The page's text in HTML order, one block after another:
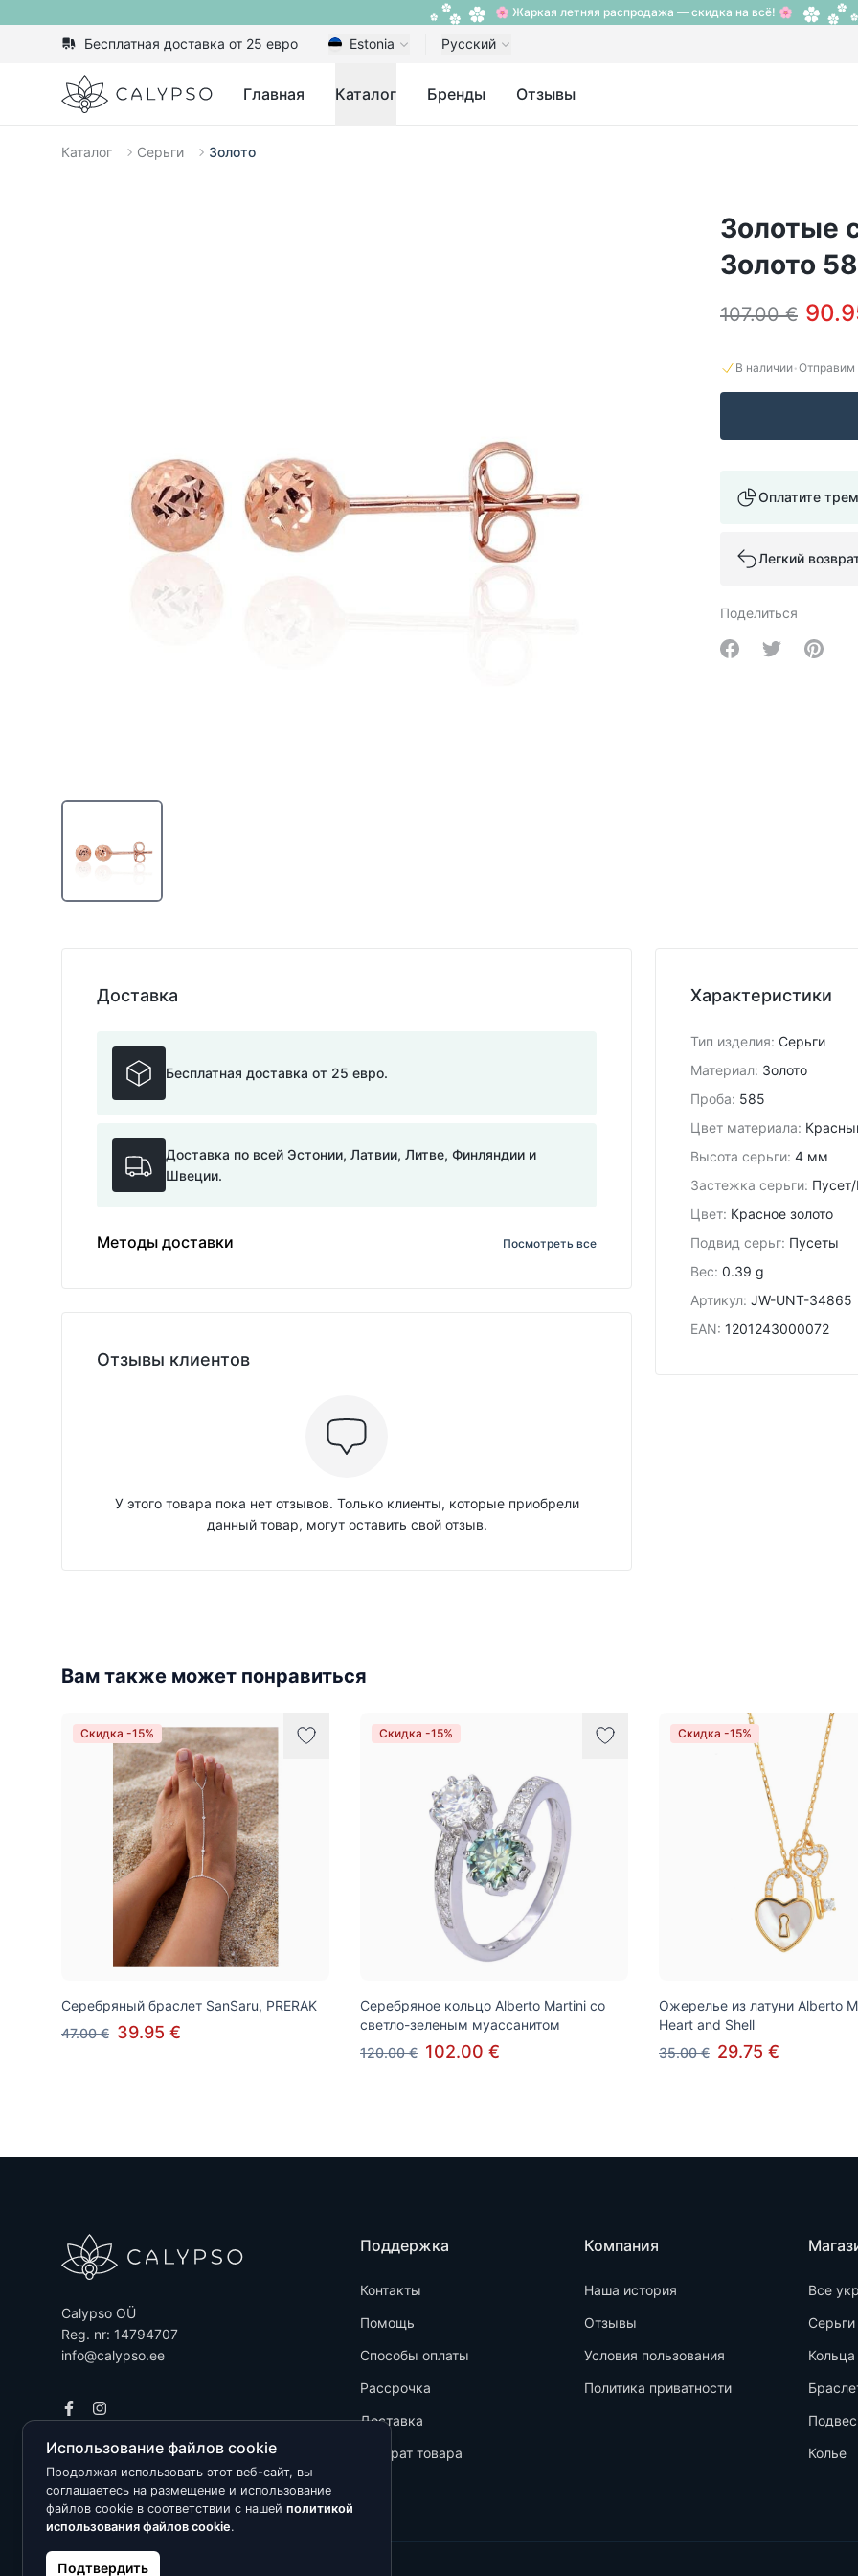
🌸 Жаркая летняя распродажа — скидка на всё! 🌸
Бесплатная доставка от 25 евро Estonia Русский
Calypso Главная Каталог Бренды Отзывы
Каталог Серьги Золото
Золотые
Золото
107.00 €
В наличии·Отправим
Оплатите
Легкий
Поделиться
Share onShare onShare
Характеристики
Тип изделия: Серьги
Материал: Золото
Проба: 585
Цвет материала:
Высота серьги: 4 мм
Застежка серьги:
Цвет: Красное золото
Подвид cерьг: Пусеты
Вес: 0.39 g
Артикул: JW-UNT-34865
EAN: 1201243000072
Доставка
Бесплатная доставка от 25 евро.
Доставка по всей Эстонии, Латвии, Литве, Финляндии и
Швеции.
Методы доставки Посмотреть все
Отзывы клиентов
У этого товара пока нет отзывов. Только клиенты, которые приобрели
данный товар, могут оставить свой отзыв.
Вам также может понравиться
Скидка -15%
Серебряный браслет SanSaru, PRERAK
47.00 € 39.95 €
Скидка -15%
Серебряное кольцо Alberto Martini со
светло-зеленым муассанитом
120.00 € 102.00 €
Скидка -15%
Ожерелье из латуни Alberto
Heart and Shell
35.00 € 29.75 €
Calypso OÜ
Reg. nr: 14794707
info@calypso.ee
Поддержка
Контакты
Помощь
Способы оплаты
Рассрочка
Доставка
Возврат товара
Компания
Наша история
Отзывы
Условия пользования
Политика приватности
Все
Серьги
Кольца
Колье
Использование файлов cookie
Продолжая использовать этот веб-сайт, вы
соглашаетесь на размещение и использование
файлов cookie в соответствии с нашей политикой
использования файлов cookie.
Подтвердить